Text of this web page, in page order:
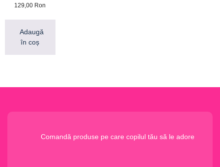
129,00 Ron
Adaugă
în coș
Comandă produse pe care copilul tău să le adore